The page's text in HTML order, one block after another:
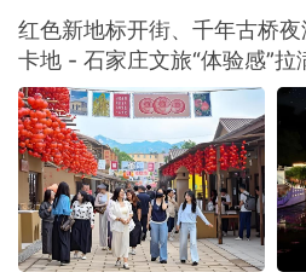
红色新地标开街、千年古桥
卡地 - 石家庄文旅“体验感”拉